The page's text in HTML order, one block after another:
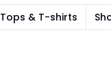
Tops & T-shirts